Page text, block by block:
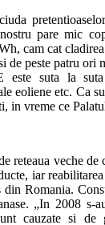
pare mic
cam cat
de peste patru ori
este suta la
eoliene etc. Ca
in vreme ce
reteaua veche
iar
Romania.
„In 2008 s-
cauzate si